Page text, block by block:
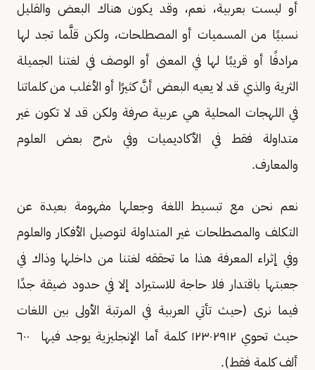
أو ليست بعربية، نعم، وقد يكون هناك البعض والقليل
نسبيًا من المسميات أو المصطلحات، ولكن قلَّما تجد لها
مرادفًا أو قريبًا لها في المعنى أو الوصف في لغتنا الجميلة
الثرية والذي قد لا يعيه البعض أنَّ كثيرًا أو الأغلب من كلماتنا
في اللهجات المحلية هي عربية صرفة ولكن قد لا تكون غير
متداولة فقط في الأكاديميات وفي شرح بعض العلوم
والمعارف.
نعم نحن مع تبسيط اللغة وجعلها مفهومة بعيدة عن
التكلف والمصطلحات غير المتداولة لتوصيل الأفكار والعلوم
وفي إثراء المعرفة هذا ما تحققه لغتنا من داخلها وذاك في
جعبتها باقتدار فلا حاجة للاستيراد إلا في حدود ضيقة جدًا
فيما نرى (حيث تأتي العربية في المرتبة الأولى بين اللغات
حيث تحوي ١٢٣٠٢٩١٢ كلمة أما الإنجليزية يوجد فيها ٦٠٠
ألف كلمة فقط).